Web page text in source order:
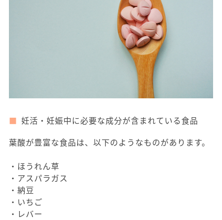
妊活・妊娠中に必要な成分が含まれている食品
葉酸が豊富な食品は、以下のようなものがあります。
・ほうれん草
・アスパラガス
・納豆
・いちご
・レバー